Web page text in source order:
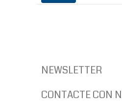
NEWSLETTER
CONTACTE CON